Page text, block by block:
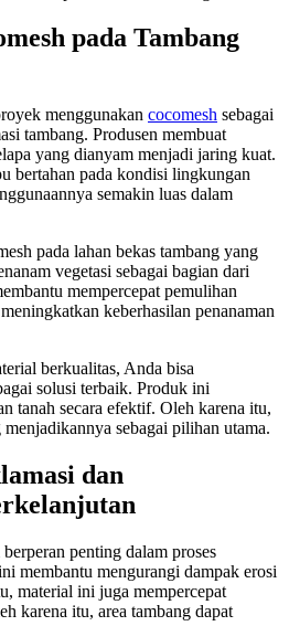
pada Tambang
menggunakan cocomesh sebagai
tambang. Produsen membuat
yang dianyam menjadi jaring kuat.
bertahan pada kondisi lingkungan
semakin luas dalam
pada lahan bekas tambang yang
vegetasi sebagai bagian dari
mempercepat pemulihan
keberhasilan penanaman
berkualitas, Anda bisa
solusi terbaik. Produk ini
tanah secara efektif. Oleh karena itu,
sebagai pilihan utama.
dan
penting dalam proses
membantu mengurangi dampak erosi
material ini juga mempercepat
karena itu, area tambang dapat